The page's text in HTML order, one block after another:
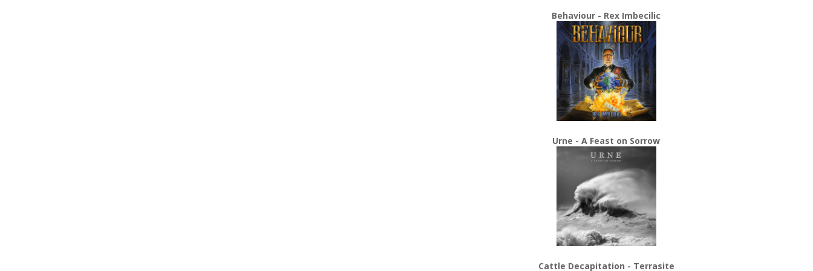
Behaviour - Rex Imbecilic
Urne - A Feast on Sorrow
Cattle Decapitation - Terrasite